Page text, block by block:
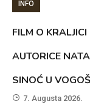
INFO
FILM O
AUTORICE
SINOĆ U
7. Augusta 2026.